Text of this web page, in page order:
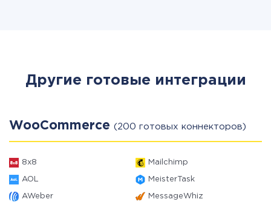
Другие готовые интеграции
WooCommerce (200 готовых коннекторов)
8x8 Mailchimp
AOL MeisterTask
AWeber MessageWhiz